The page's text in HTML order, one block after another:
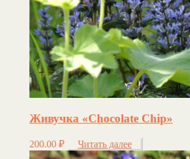
Живучка «Chocolate Chip»
200.00 ₽ Читать далее